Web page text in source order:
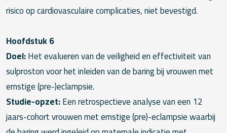
risico op cardiovasculaire complicaties, niet bevestigd.
Hoofdstuk 6
Doel:Het evalueren van de veiligheid en effectiviteit van
sulproston voor het inleiden van de baring bij vrouwen met
ernstige (pre-)eclampsie.
Studie-opzet:Een retrospectieve analyse van een 12
jaars-cohort vrouwen met ernstige (pre)-eclampsie waarbij